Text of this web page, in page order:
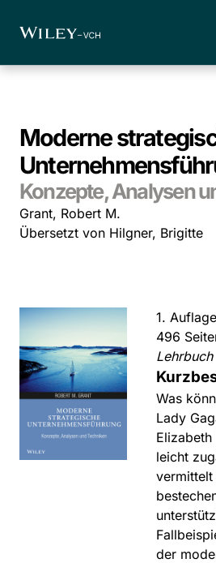
Moderne
Konzepte, Analysen
Grant, Robert M.
Übersetzt von Hilgner, Brigitte
1.
496
Lehrbuch
Was
Lady
Elizabeth
leicht
vermittelt
der